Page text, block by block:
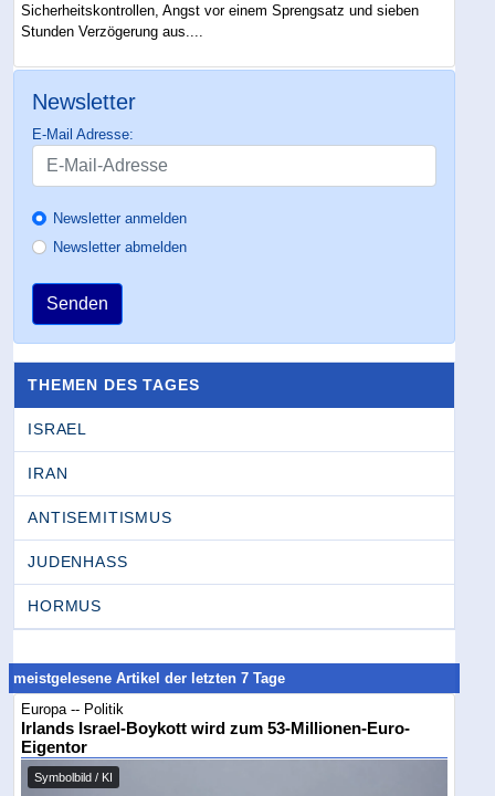
Sicherheitskontrollen, Angst vor einem Sprengsatz und sieben
Stunden Verzögerung aus....
Newsletter
E-Mail Adresse:
Newsletter anmelden
Newsletter abmelden
Senden
THEMEN DES TAGES
ISRAEL
IRAN
ANTISEMITISMUS
JUDENHASS
HORMUS
meistgelesene Artikel der letzten 7 Tage
Europa -- Politik
Irlands Israel-Boykott wird zum 53-Millionen-Euro-
Eigentor
Symbolbild / KI